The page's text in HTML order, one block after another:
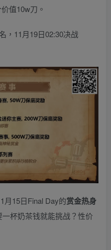
值10w刀。
，11月19日02:30决战
月15日Final Day的赏金热身
一杯奶茶钱就能挑战？性价